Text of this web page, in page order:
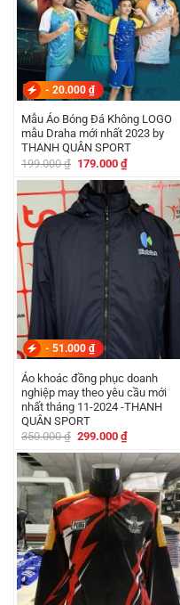
- 20.000 ₫
Mẫu Áo Bóng Đá Không LOGO
mẫu Draha mới nhất 2023 by
THANH QUÂN SPORT
199.000₫ Giá
là:
199.000 ₫.
179.000 ₫Giá
hiện
tại
là:
179.000 ₫.
- 51.000 ₫
Áo khoác đồng phục doanh
nghiệp may theo yêu cầu mới
nhất tháng 11-2024 -THANH
QUÂN SPORT
350.000₫ Giá
là:
350.000 ₫.
299.000 ₫Giá
hiện
tại
là:
299.000 ₫.